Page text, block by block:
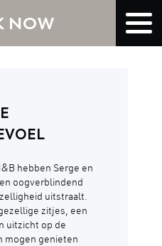
NOWdo it for...
hebben Serge en
oogverblindend
uitstraalt.
zitjes, een
uitzicht op de
mogen genieten